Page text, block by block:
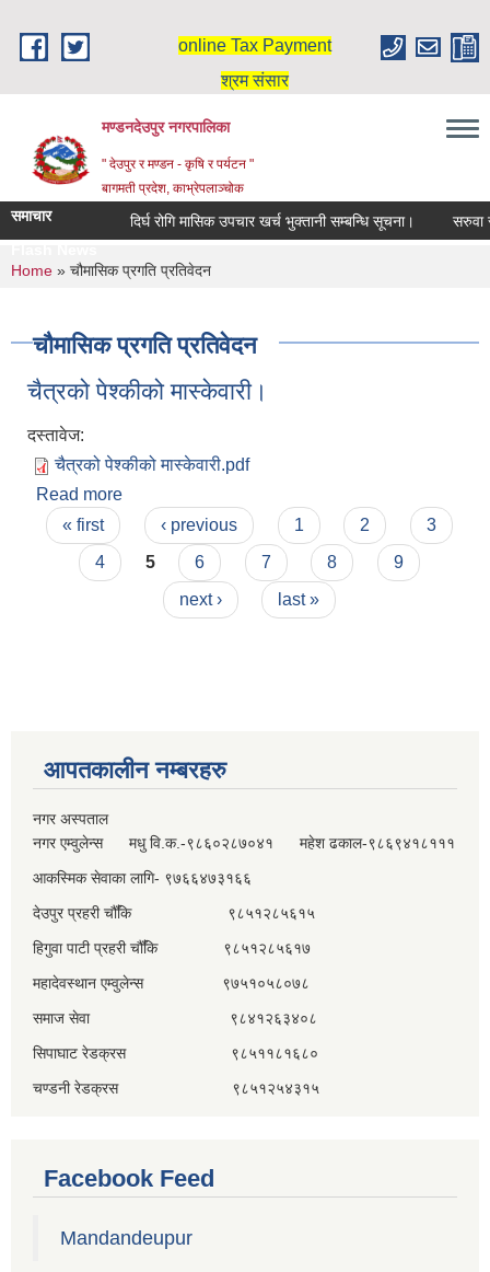
online Tax Payment
श्रम संसार
मण्डनदेउपुर नगरपालिका
" देउपुर र मण्डन - कृषि र पर्यटन "
बागमती प्रदेश, काभ्रेपलाञ्चोक
समाचार दिर्घ रोगि मासिक उपचार खर्च भुक्तानी सम्बन्धि सूचना।
सरुवा
You are here
Home » चौमासिक प्रगति प्रतिवेदन
चौमासिक प्रगति प्रतिवेदन
चैत्रको पेश्‍कीको मास्केवारी।
दस्तावेज:
चैत्रको पेश्‍कीको मास्केवारी.pdf
Read more
Pages
« first ‹ previous 1 2
3
4
5 6 7 8
9
next ›
last »
आपतकालीन नम्बरहरु
नगर अस्पताल
नगर एम्वुलेन्स मधु वि.क.-९८६०२८७०४१ महेश ढकाल-९८६९४१८१११
आकस्मिक सेवाका लागि- ९७६६४७३१६६
देउपुर प्रहरी चौँकि ९८५१२८५६१५
हिगुवा पाटी प्रहरी चौँकि ९८५१२८५६१७
महादेवस्थान एम्वुलेन्स ९७५१०५८०७८
समाज सेवा ९८४१२६३४०८
सिपाघाट रेडक्रस ९८५११८१६८०
चण्डनी रेडक्रस ९८५१२५४३१५
Facebook Feed
Mandandeupur